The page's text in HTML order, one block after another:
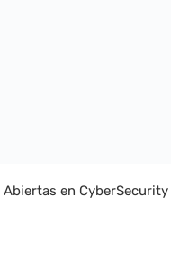
en CyberSecurity